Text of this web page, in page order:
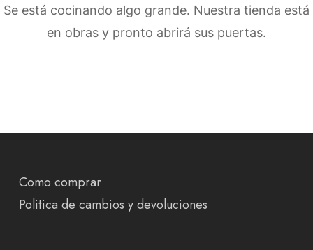
Se está cocinando algo grande. Nuestra tienda está
en obras y pronto abrirá sus puertas.
Como comprar
Politica de cambios y devoluciones